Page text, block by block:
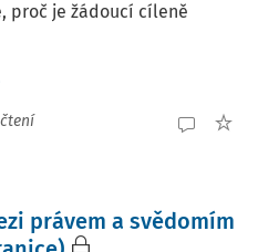
proč je žádoucí cíleně
právem a svědomím